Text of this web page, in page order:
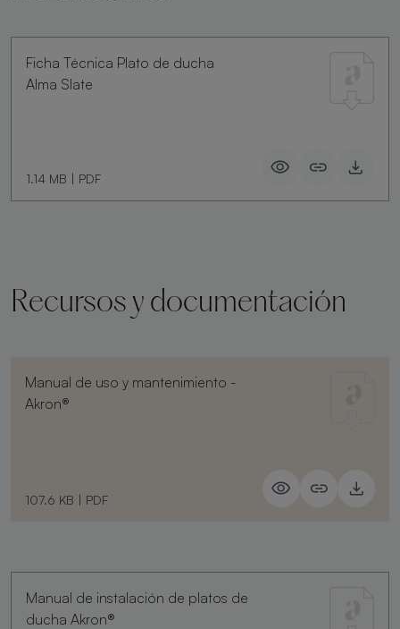
Ficha Técnica Plato de ducha
Alma Slate
1.14 MB | PDF
Recursos y documentación
Manual de uso y mantenimiento -
Akron®
107.6 KB | PDF
Manual de instalación de platos de
ducha Akron®